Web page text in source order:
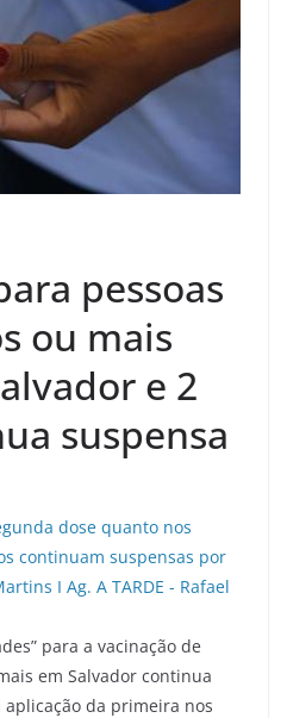
pessoas
ou mais
e 2
suspensa
para a vacinação de
em Salvador continua
da primeira nos